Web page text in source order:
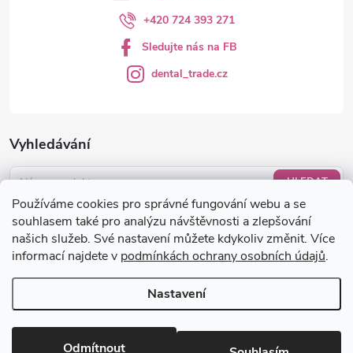
Používáme cookies pro správné fungování webu a se
souhlasem také pro analýzu návštěvnosti a zlepšování
našich služeb. Své nastavení můžete kdykoliv změnit. Více
informací najdete v podmínkách ochrany osobních údajů.
Nastavení
Odmítnout
Vyhledávání
HLEDAT
Nákupní košík
0KS /0 KČ
+420 724 393 271
Sledujte nás na FB
dental_trade.cz
Copyright 2026dental-trade.cz. Všechna práva vyhrazena.Upravit
nastavení cookies